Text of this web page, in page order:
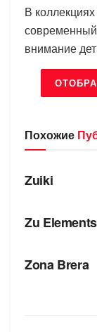
В
внимание
Похожие
БРЕНДЫ
Zuiki
Zu Elements
Zona Brera